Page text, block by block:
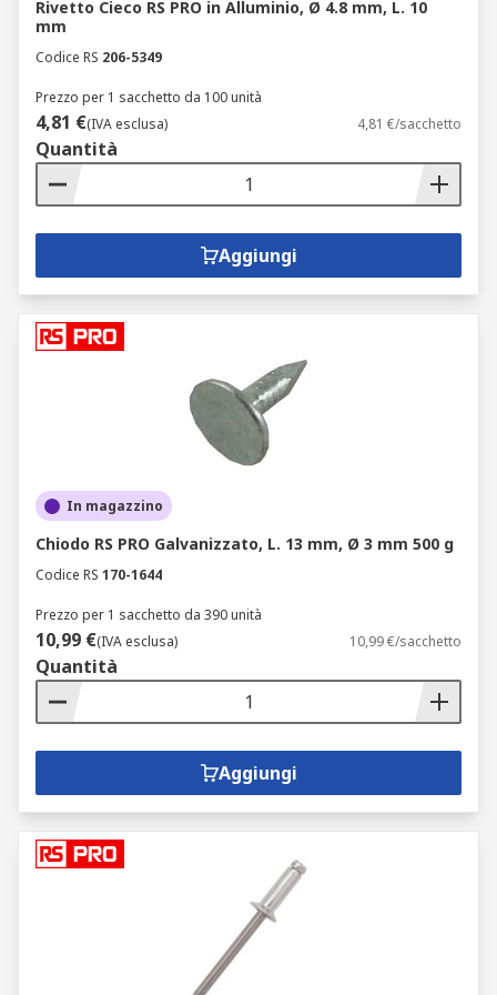
Rivetto Cieco RS PRO in Alluminio, Ø 4.8 mm, L. 10
mm
Codice RS 206-5349
Prezzo per 1 sacchetto da 100 unità
4,81 €(IVA esclusa) 4,81 €/sacchetto
Quantità
Aggiungi
In magazzino
Chiodo RS PRO Galvanizzato, L. 13 mm, Ø 3 mm 500 g
Codice RS 170-1644
Prezzo per 1 sacchetto da 390 unità
10,99 €(IVA esclusa) 10,99 €/sacchetto
Quantità
Aggiungi